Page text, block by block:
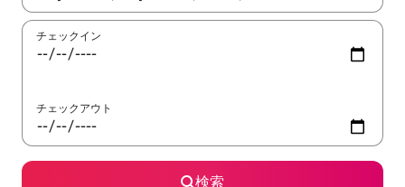
チェックイン
チェックアウト
検索